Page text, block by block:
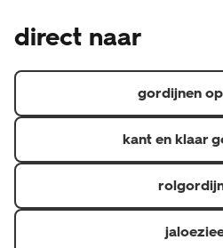
Neem dan contact op de met de
raamdecoratie hebt gekocht.
Hierdoor heb je 5 jaar garantie
(confectioneren is het op maat
direct naar
gordijnen
kant en klaar